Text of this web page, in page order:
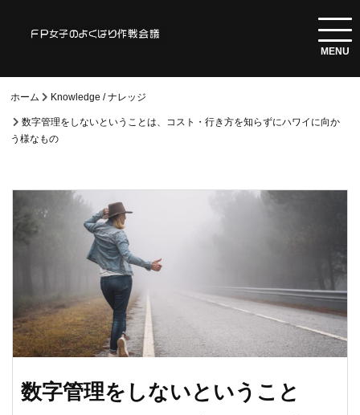
ホーム Knowledge / ナレッジ
数字管理をしないということは、コスト・行き方を知らずにハワイに向か
う様なもの
数字管理をしないということ